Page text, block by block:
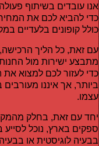
אנו עובדים בשיתוף
כדי להביא לכם את
כולל קופונים בלעדיים
עם זאת, כל הליך
מתבצע ישירות מול
כדי לעזור לכם למצוא
ביותר, אך איננו
עצמו.
יחד עם זאת, בחלק
ספקים בארץ, נוכל
בבעיה לוגיסטית או